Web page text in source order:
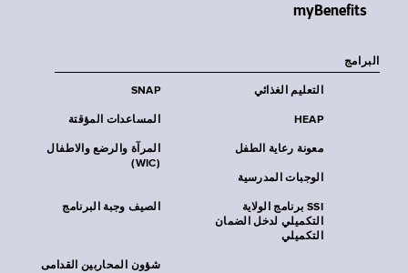
myBenefits
البرامج
SNAP التعليم الغذائي
المساعدات المؤقتة HEAP
المرآة والرضع والاطفال
(WIC)
معونة رعاية الطفل
الوجبات المدرسية
الصيف وجبة البرنامج
SSI برنامج الولاية
التكميلي لدخل الضمان
التكميلي
شؤون المحاربين القدامى